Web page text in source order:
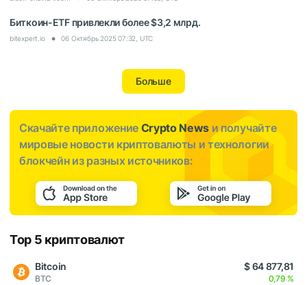
Биткоин-ETF привлекли более $3,2 млрд.
bitexpert.io 06 Октябрь 2025 07:32, UTC
Больше
Скачайте приложение Crypto News и получайте
мировые новости криптовалюты и технологии
блокчейн из разных источников:
Top 5 криптовалют
Bitcoin
BTC
$ 64 877,81
0,79 %